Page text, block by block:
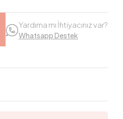
Yardıma mı İhtiyacınız var?
Whatsapp Destek